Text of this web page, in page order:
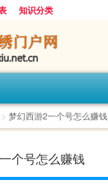
知识分类
> 梦幻西游2一个号怎么赚钱
个号怎么赚钱